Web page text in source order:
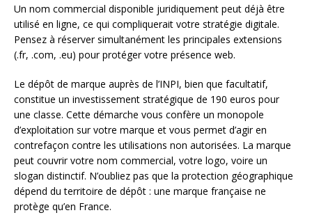
Un nom commercial disponible juridiquement peut déjà être
utilisé en ligne, ce qui compliquerait votre stratégie digitale.
Pensez à réserver simultanément les principales extensions
(.fr, .com, .eu) pour protéger votre présence web.
Le dépôt de marque auprès de l’INPI, bien que facultatif,
constitue un investissement stratégique de 190 euros pour
une classe. Cette démarche vous confère un monopole
d’exploitation sur votre marque et vous permet d’agir en
contrefaçon contre les utilisations non autorisées. La marque
peut couvrir votre nom commercial, votre logo, voire un
slogan distinctif. N’oubliez pas que la protection géographique
dépend du territoire de dépôt : une marque française ne
protège qu’en France.